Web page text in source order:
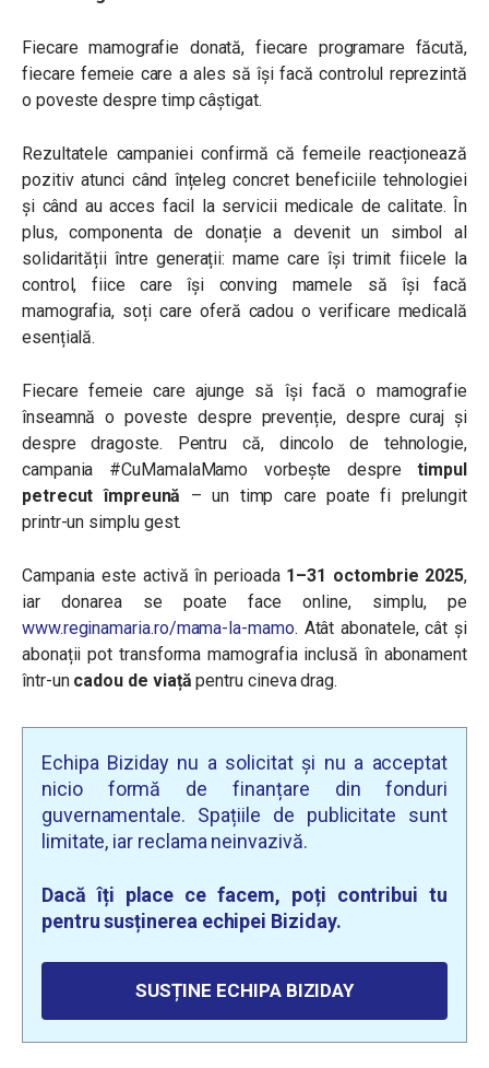
Fiecare mamografie donată, fiecare programare făcută,
fiecare femeie care a ales să își facă controlul reprezintă
o poveste despre timp câștigat.
Rezultatele campaniei confirmă că femeile reacționează
pozitiv atunci când înțeleg concret beneficiile tehnologiei
și când au acces facil la servicii medicale de calitate. În
plus, componenta de donație a devenit un simbol al
solidarității între generații: mame care își trimit fiicele la
control, fiice care își conving mamele să își facă
mamografia, soți care oferă cadou o verificare medicală
esențială.
Fiecare femeie care ajunge să își facă o mamografie
înseamnă o poveste despre prevenție, despre curaj și
despre dragoste. Pentru că, dincolo de tehnologie,
campania #CuMamalaMamo vorbește despretimpul
petrecut împreună – un timp care poate fi prelungit
printr-un simplu gest.
Campania este activă în perioada 1–31 octombrie 2025,
iar donarea se poate face online, simplu, pe
www.reginamaria.ro/mama-la-mamo. Atât abonatele, cât și
abonații pot transforma mamografia inclusă în abonament
într-un cadou de viață pentru cineva drag.
Echipa Biziday nu a solicitat și nu a acceptat
nicio formă de finanțare din fonduri
guvernamentale. Spațiile de publicitate sunt
limitate, iar reclama neinvazivă.
Dacă îți place ce facem, poți contribui tu
pentru susținerea echipei Biziday.
SUSȚINE ECHIPA BIZIDAY